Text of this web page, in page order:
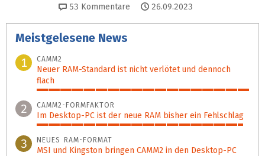
53 Kommentare 26.09.2023
Meistgelesene News
1
CAMM2
Neuer RAM-Standard ist nicht verlötet und dennoch
flach
100%
2 CAMM2-FORMFAKTOR
Im Desktop-PC ist der neue RAM bisher ein Fehlschlag
97%
3 NEUES RAM-FORMAT
MSI und Kingston bringen CAMM2 in den Desktop-PC